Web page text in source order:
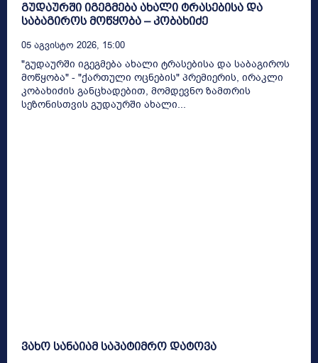
გუდაურში იგეგმება ახალი ტრასებისა და
საბაგიროს მოწყობა – კობახიძე
05 Აგვისტო 2026, 15:00
"გუდაურში იგეგმება ახალი ტრასებისა და საბაგიროს
მოწყობა" - "ქართული ოცნების" პრემიერის, ირაკლი
კობახიძის განცხადებით, მომდევნო ზამთრის
სეზონისთვის გუდაურში ახალი...
ვახო სანაიამ საპატიმრო დატოვა